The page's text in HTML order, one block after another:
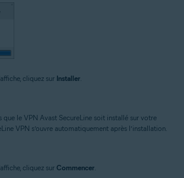
cliquez sur Installer
que le VPN Avast SecureLine soit installé sur votre
VPN s’ouvre automatiquement après l’installation.
cliquez sur Commencer